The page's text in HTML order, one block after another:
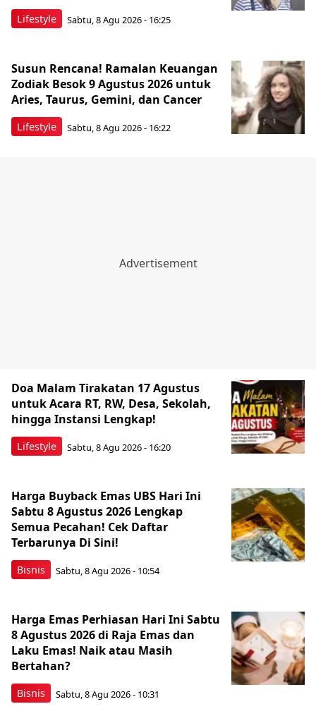
Lifestyle Sabtu, 8 Agu 2026 - 16:25
Lifestyle
Susun Rencana! Ramalan Keuangan
Zodiak Besok 9 Agustus 2026 untuk
Aries, Taurus, Gemini, dan Cancer
Sabtu, 8 Agu 2026 - 16:22
Lifestyle
Doa Malam Tirakatan 17 Agustus
untuk Acara RT, RW, Desa, Sekolah,
hingga Instansi Lengkap!
Sabtu, 8 Agu 2026 - 16:20
Bisnis
Harga Buyback Emas UBS Hari Ini
Sabtu 8 Agustus 2026 Lengkap
Semua Pecahan! Cek Daftar
Terbarunya Di Sini!
Sabtu, 8 Agu 2026 - 10:54
Bisnis
Harga Emas Perhiasan Hari Ini Sabtu
8 Agustus 2026 di Raja Emas dan
Laku Emas! Naik atau Masih
Bertahan?
Sabtu, 8 Agu 2026 - 10:31